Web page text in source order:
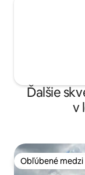
Ďalšie
v
Obľúbené
Obľúbené